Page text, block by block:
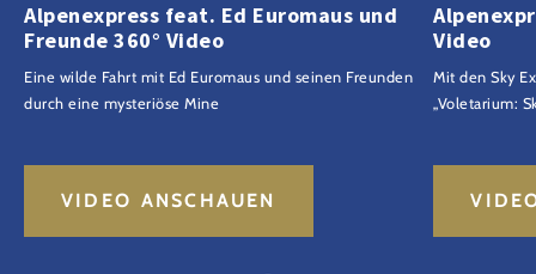
Alpenexpress feat. Ed Euromaus und
Freunde 360° Video
Eine wilde Fahrt mit Ed Euromaus und seinen Freunden
durch eine mysteriöse Mine
VIDEO ANSCHAUEN
Video
Mit den Sky
„Voletarium: